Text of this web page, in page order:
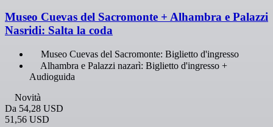
Museo Cuevas del Sacromonte + Alhambra e Palazzi
Nasridi: Salta la coda
Museo Cuevas del Sacromonte: Biglietto d'ingresso
Alhambra e Palazzi nazarì: Biglietto d'ingresso +
Audioguida
Novità
Da 54,28 USD
51,56 USD